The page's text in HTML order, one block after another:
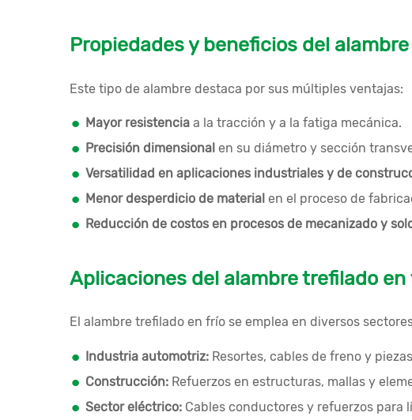
Propiedades y beneficios del
Este tipo de alambre destaca por sus múltiples ventajas:
Mayor resistencia a la tracción y a la fatiga mecánica.
Precisión dimensional en su diámetro y sección
Versatilidad en aplicaciones industriales y de
Menor desperdicio de material en el proceso de
Reducción de costos en procesos de mecanizado y
Aplicaciones del alambre trefilado
El alambre trefilado en frío se emplea en diversos
Industria automotriz: Resortes, cables de freno y
Construcción: Refuerzos en estructuras, mallas y
Sector eléctrico: Cables conductores y refuerzos para